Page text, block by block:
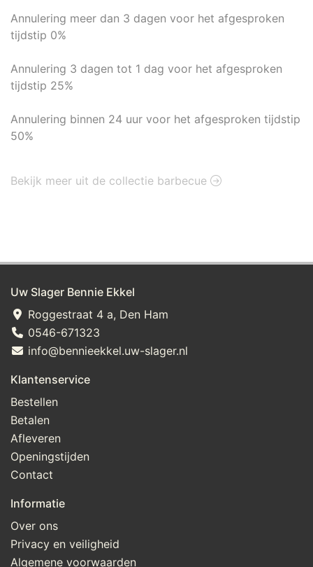
Annulering meer dan 3 dagen voor het afgesproken
tijdstip 0%
Annulering 3 dagen tot 1 dag voor het afgesproken
tijdstip 25%
Annulering binnen 24 uur voor het afgesproken tijdstip
50%
Bekijk meer uit de collectie barbecue
Uw Slager Bennie Ekkel
Roggestraat 4 a, Den Ham
0546-671323
info@bennieekkel.uw-slager.nl
Klantenservice
Bestellen
Betalen
Afleveren
Openingstijden
Contact
Informatie
Over ons
Privacy en veiligheid
Algemene voorwaarden